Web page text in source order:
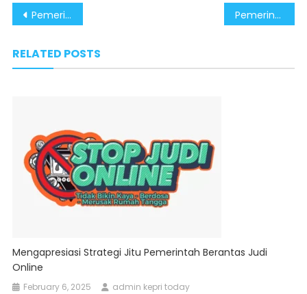
Post
Pemerintah Komitmen Tindak Tegas Mafia Migas dan Jaga Kualitas BBM Pemerintah Terus Bongkar Kasus Korupsi Pertamina dan Jamin Mutu BBM
RELATED POSTS
Mengapresiasi Strategi Jitu Pemerintah Berantas Judi
Online
February 6, 2025 admin kepri today